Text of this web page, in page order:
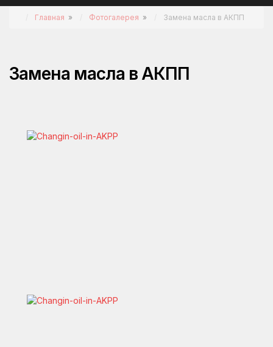
Главная » Фотогалерея » Замена масла в АКПП
Замена масла в АКПП